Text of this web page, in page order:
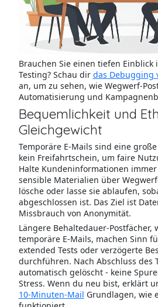
Brauchen Sie einen tiefen Einblick
Testing? Schau dir das Debugging
an, um zu sehen, wie Wegwerf-
Automatisierung und
Bequemlichkeit und
Gleichgewicht
Temporäre E-Mails sind eine
kein Freifahrtschein, um faire
Halte Kundeninformationen
sensible Materialien über
lösche oder lasse sie ablaufen,
abgeschlossen ist. Das Ziel ist
Missbrauch von Anonymität.
Längere Behaltedauer-Postfächer,
temporäre E-Mails, machen Sinn
extended Tests oder verzögerte
durchführen. Nach Abschluss des
automatisch gelöscht - keine
Stress. Wenn du neu bist, erklärt
10-Minuten-Mail Grundlagen, wie